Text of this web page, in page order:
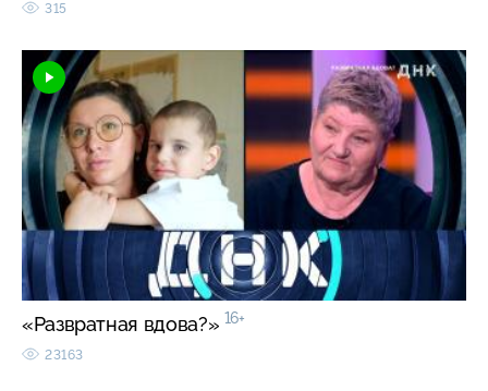
315
«Развратная вдова?» 16+
23163